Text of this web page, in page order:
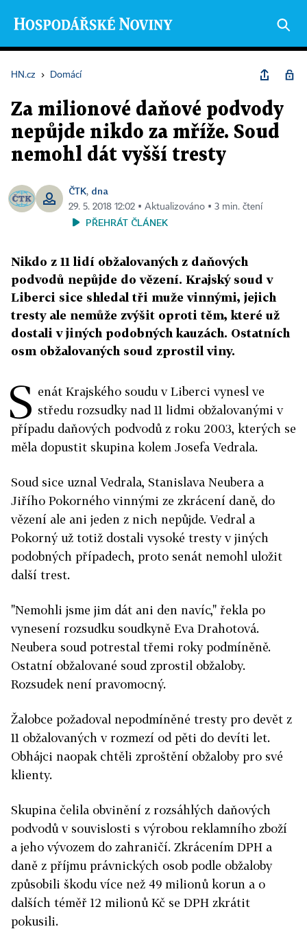
HN.cz › Domácí
Za milionové daňové podvody
nepůjde nikdo za mříže. Soud
nemohl dát vyšší tresty
ČTK, dna
29. 5. 2018 12:02 ▪ Aktualizováno ▪ 3 min. čtení
PŘEHRÁT ČLÁNEK
Nikdo z 11 lidí obžalovaných z daňových
podvodů nepůjde do vězení. Krajský soud v
Liberci sice shledal tři muže vinnými, jejich
tresty ale nemůže zvýšit oproti těm, které už
dostali v jiných podobných kauzách. Ostatních
osm obžalovaných soud zprostil viny.
S enát Krajského soudu v Liberci vynesl ve
středu rozsudky nad 11 lidmi obžalovanými v
případu daňových podvodů z roku 2003, kterých se
měla dopustit skupina kolem Josefa Vedrala.
Soud sice uznal Vedrala, Stanislava Neubera a
Jiřího Pokorného vinnými ze zkrácení daně, do
vězení ale ani jeden z nich nepůjde. Vedral a
Pokorný už totiž dostali vysoké tresty v jiných
podobných případech, proto senát nemohl uložit
další trest.
"Nemohli jsme jim dát ani den navíc," řekla po
vynesení rozsudku soudkyně Eva Drahotová.
Neubera soud potrestal třemi roky podmíněně.
Ostatní obžalované soud zprostil obžaloby.
Rozsudek není pravomocný.
Žalobce požadoval nepodmíněné tresty pro devět z
11 obžalovaných v rozmezí od pěti do devíti let.
Obhájci naopak chtěli zproštění obžaloby pro své
klienty.
Skupina čelila obvinění z rozsáhlých daňových
podvodů v souvislosti s výrobou reklamního zboží
a jeho vývozem do zahraničí. Zkrácením DPH a
daně z příjmu právnických osob podle obžaloby
způsobili škodu více než 49 milionů korun a o
dalších téměř 12 milionů Kč se DPH zkrátit
pokusili.